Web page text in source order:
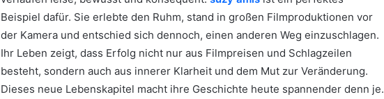
Beispiel dafür. Sie erlebte den Ruhm, stand in großen Filmproduktionen vor
der Kamera und entschied sich dennoch, einen anderen Weg einzuschlagen.
Ihr Leben zeigt, dass Erfolg nicht nur aus Filmpreisen und Schlagzeilen
besteht, sondern auch aus innerer Klarheit und dem Mut zur Veränderung.
Dieses neue Lebenskapitel macht ihre Geschichte heute spannender denn je.